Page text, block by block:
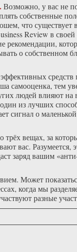
Возможно, у вас не
собственные
что
Review в своей
рекомендации,
о собственном
тем
людей влияют на
из лучших
сигнал о
трёх вещах, за
вас. Разумеется,
заряд вашим
Может
когда мы
разные